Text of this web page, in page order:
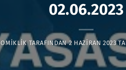
02.06.2023
TARAFINDAN 2 HAZIRAN 2023